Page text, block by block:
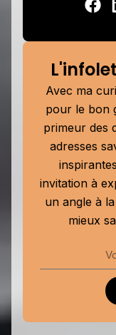
Avec ma
pour le bon
primeur des
adresses
invitation à
un angle à
mieux